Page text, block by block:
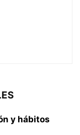
y hábitos